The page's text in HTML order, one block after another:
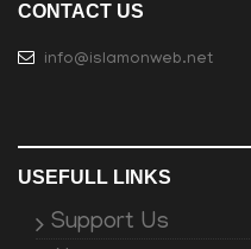
CONTACT US
info@islamonweb.net
USEFULL LINKS
Support Us